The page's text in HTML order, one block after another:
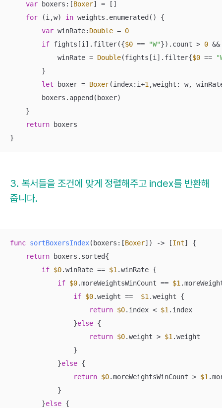
var boxers:[Boxer] = []
for (i,w) in weights.enumerated() {
var winRate: Double = 0
if fights[i].filter({$0 == "W"}).count > 0 &&
            winRate
= Double(fights[i].filter{$0 ==
        }
let boxer = Boxer(index:i+1 ,weight: w,
        boxers.append(boxer)
    }
return boxers
}
3. 복서들을 조건에 맞게 정렬해주고 index를 반환해
줍니다.
func sortBoxersIndex( boxers :[Boxer]) -> [Int] {
return boxers.sorted{
if $0.winRate == $1 .winRate {
if $0.moreWeightsWinCount == $1
if $0.weight == $1 .weight {
return $0.index < $1 .index
                }
else {
return $0.weight > $1 .weight
                }
            }
else {
return $0.moreWeightsWinCount > $1
            }
        }
else {